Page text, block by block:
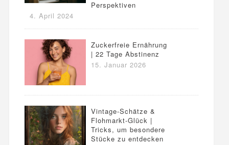
Perspektiven
4. April 2024
Zuckerfreie Ernährung
| 22 Tage Abstinenz
15. Januar 2026
Vintage-Schätze &
Flohmarkt-Glück |
Tricks, um besondere
Stücke zu entdecken